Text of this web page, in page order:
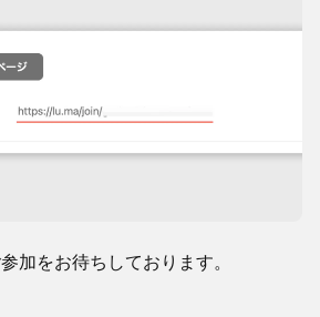
加をお待ちしております。